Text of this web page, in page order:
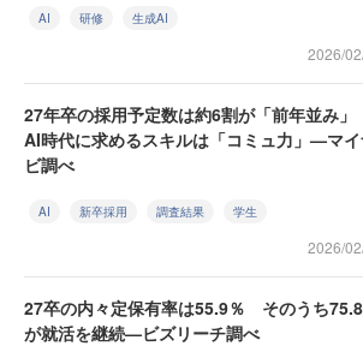
AI 研修 生成AI
2026/
27年卒の採用予定数は約6割が「前年並み」
AI時代に求めるスキルは「コミュ力」—マ
ビ調べ
AI 新卒採用 調査結果 学生
2026/
27卒の内々定保有率は55.9％ そのうち
が就活を継続—ビズリーチ調べ